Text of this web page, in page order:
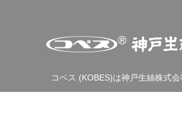
コベス (KOBES)は神戸生絲株式